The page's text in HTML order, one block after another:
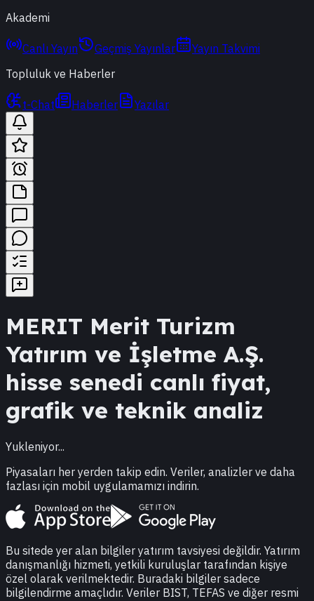
Akademi
Canlı Yayın Geçmiş Yayınlar
Yayın Takvimi
Topluluk ve Haberler
t-Chat Haberler Yazılar
MERIT Merit Turizm
Yatırım ve İşletme A.Ş.
hisse senedi canlı fiyat,
grafik ve teknik analiz
Yukleniyor...
Piyasaları her yerden takip edin. Veriler, analizler ve daha
fazlası için mobil uygulamamızı indirin.
Bu sitede yer alan bilgiler yatırım tavsiyesi değildir. Yatırım
danışmanlığı hizmeti, yetkili kuruluşlar tarafından kişiye
özel olarak verilmektedir. Buradaki bilgiler sadece
bilgilendirme amaçlıdır. Veriler BIST, TEFAS ve diğer resmi